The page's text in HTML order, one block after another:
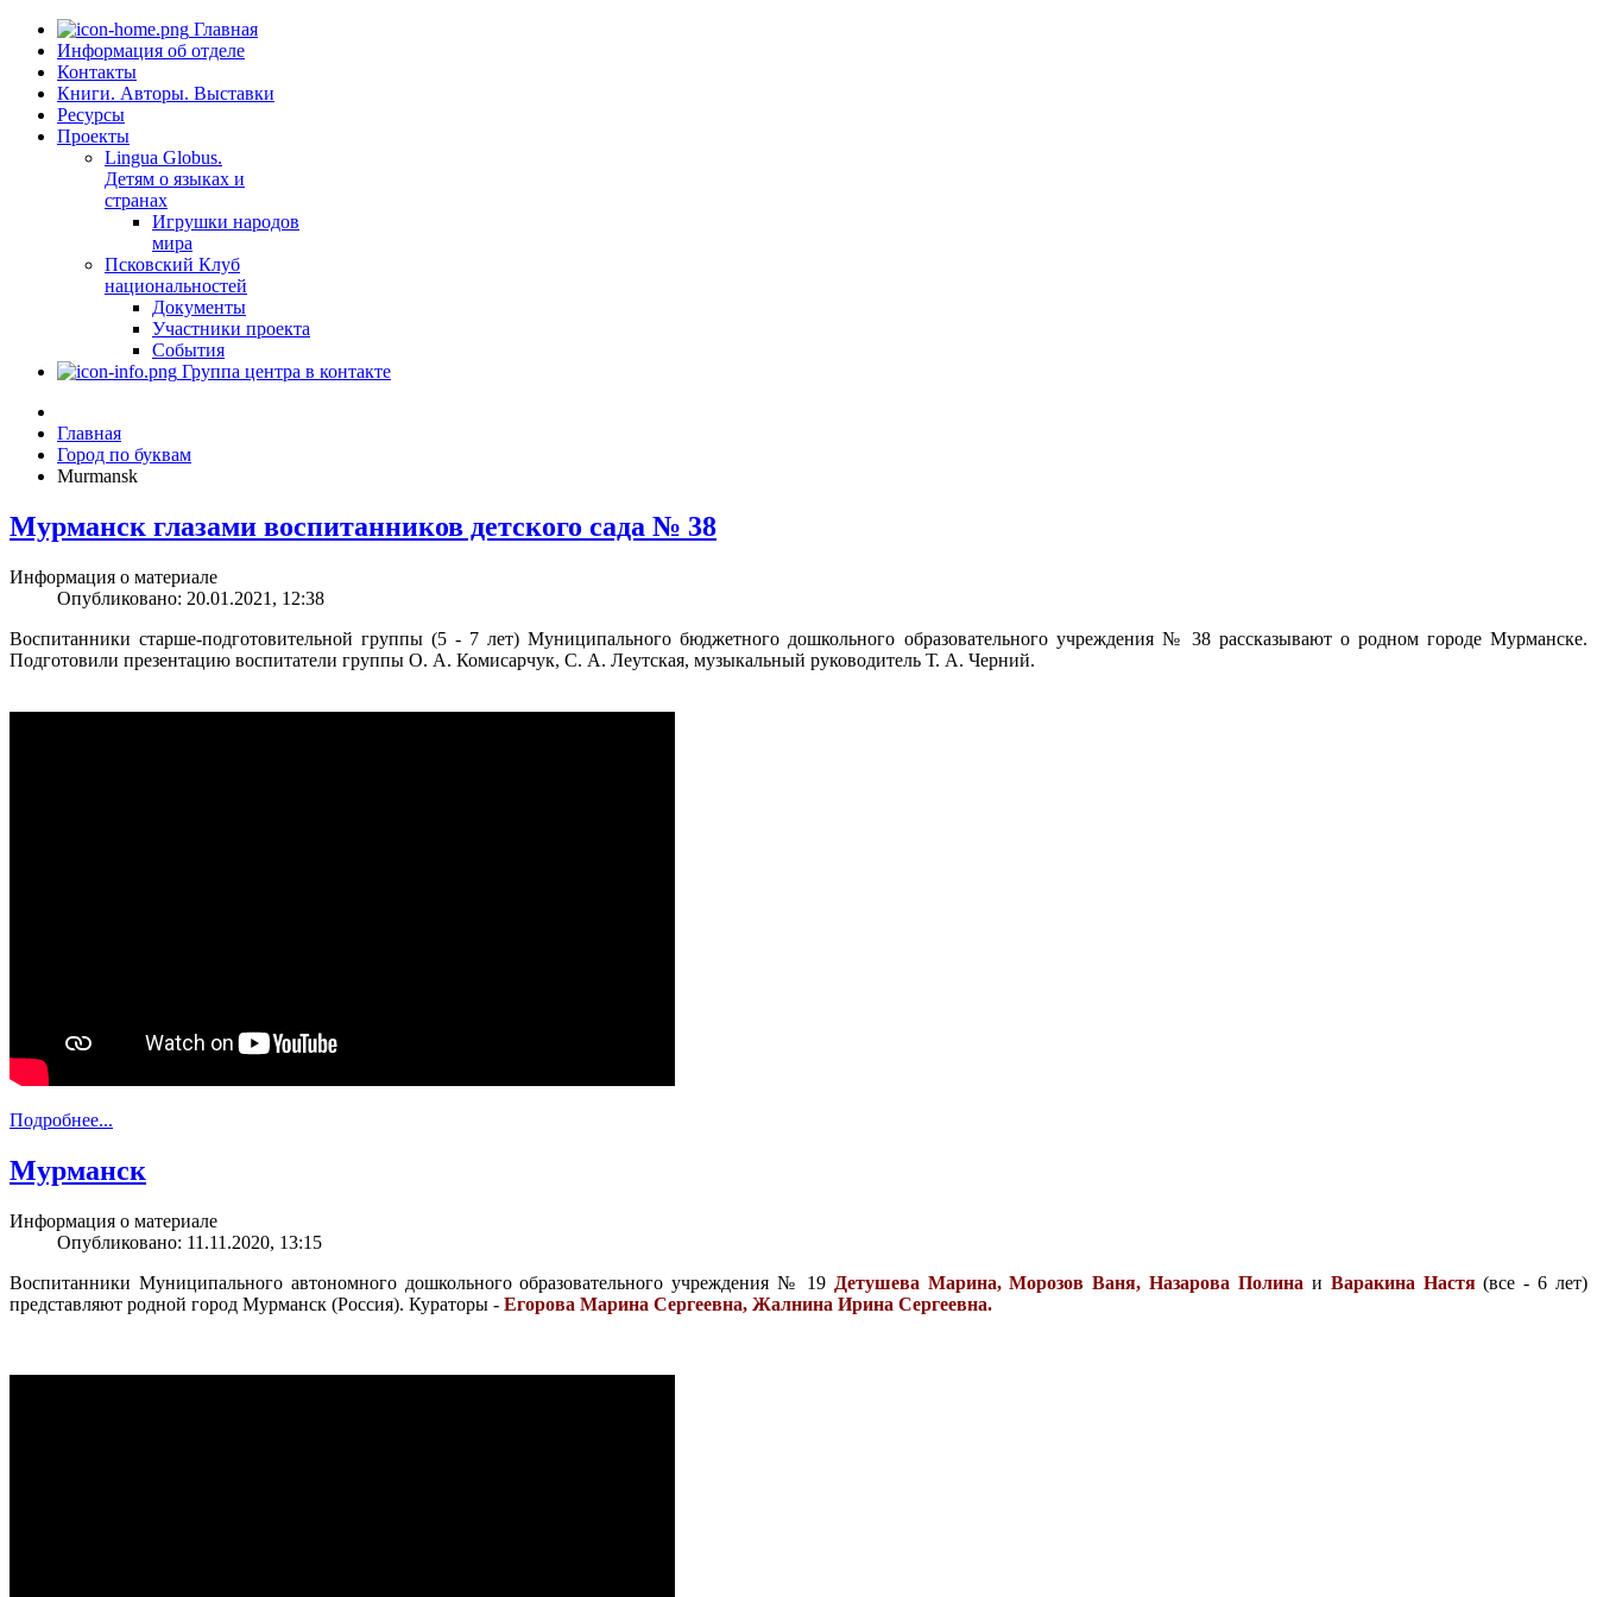
Главная
Информация об отделе
Контакты
Книги. Авторы. Выставки
Ресурсы
Проекты
Lingua Globus.
Детям о языках и
странах
Игрушки народов
мира
Псковский Клуб
национальностей
Документы
Участники проекта
События
Группа центра в контакте
Главная
Город по буквам
Murmansk
Мурманск глазами воспитанников детского сада № 38
Информация о материале
Опубликовано: 20.01.2021, 12:38
Воспитанники старше-подготовительной группы (5 - 7 лет) Муниципального бюджетного дошкольного образовательного учреждения № 38 рассказывают о родном городе Мурманске.
Подготовили презентацию воспитатели группы О. А. Комисарчук, С. А. Леутская, музыкальный руководитель Т. А. Черний.
Подробнее...
Мурманск
Информация о материале
Опубликовано: 11.11.2020, 13:15
Воспитанники Муниципального автономного дошкольного образовательного учреждения № 19 Детушева Марина, Морозов Ваня, Назарова Полина и Варакина Настя(все - 6 лет)
представляют родной город Мурманск (Россия). Кураторы - Егорова Марина Сергеевна, Жалнина Ирина Сергеевна.